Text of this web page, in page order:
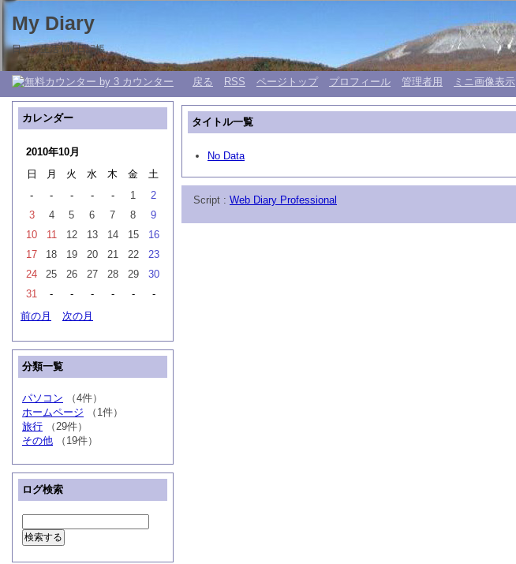
My Diary
日々の生活 My 日記帳。
戻る RSS ページトップ プロフィール 管理者用 ミニ画像表示
タイトル一覧
No Data
カレンダー
2010年10月
日
月 火 水 木 金
土
-
- - - - 1
2
3
4 5 6 7 8
9
10
11 12 13 14 15
16
17
18 19 20 21 22
23
24
25 26 27 28 29
30
31
- - - - -
-
前の月
次の月
分類一覧
パソコン （4件）
ホームページ （1件）
旅行 （29件）
その他 （19件）
ログ検索
Script : Web Diary Professional